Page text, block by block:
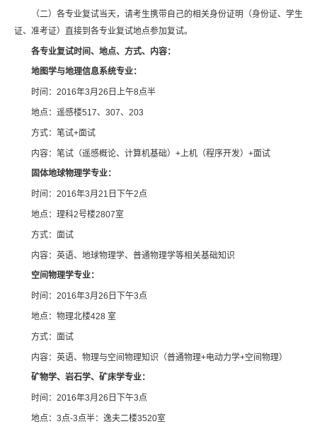
（二）各专业复试当天，请考生携带自己的相关身份证明（身份证、学生
证、准考证）直接到各专业复试地点参加复试。
各专业复试时间、地点、方式、内容：
地图学与地理信息系统专业：
时间：2016年3月26日上午8点半
地点：遥感楼517、307、203
方式：笔试+面试
内容：笔试（遥感概论、计算机基础）+上机（程序开发）+面试
固体地球物理学专业：
时间：2016年3月21日下午2点
地点：理科2号楼2807室
方式：面试
内容：英语、地球物理学、普通物理学等相关基础知识
空间物理学专业：
时间：2016年3月26日下午3点
地点：物理北楼428 室
方式：面试
内容：英语、物理与空间物理知识（普通物理+电动力学+空间物理）
矿物学、岩石学、矿床学专业：
时间：2016年3月26日下午3点
地点：3点-3点半：逸夫二楼3520室